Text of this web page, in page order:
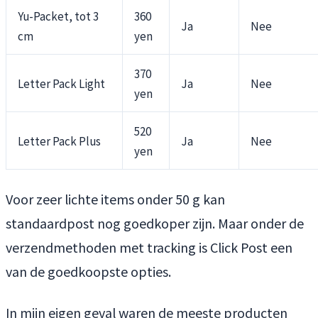
Yu-Packet, tot 3
cm
360
yen
Ja Nee
Letter Pack Light
370
yen
Ja Nee
Letter Pack Plus
520
yen
Ja Nee
Voor zeer lichte items onder 50 g kan
standaardpost nog goedkoper zijn. Maar onder de
verzendmethoden met tracking is Click Post een
van de goedkoopste opties.
In mijn eigen geval waren de meeste producten